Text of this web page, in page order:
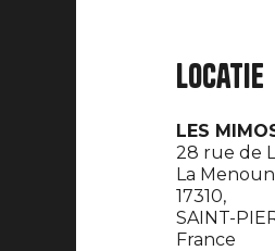
Locatie
LES
28 rue de
La
17310,
SAINT-
France